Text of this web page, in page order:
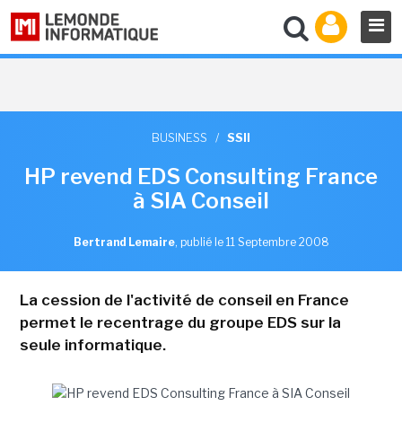
BUSINESS / SSII
HP revend EDS Consulting France
à SIA Conseil
Bertrand Lemaire, publié le 11 Septembre 2008
La cession de l'activité de conseil en France
permet le recentrage du groupe EDS sur la
seule informatique.